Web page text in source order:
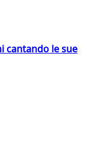
cantando le sue